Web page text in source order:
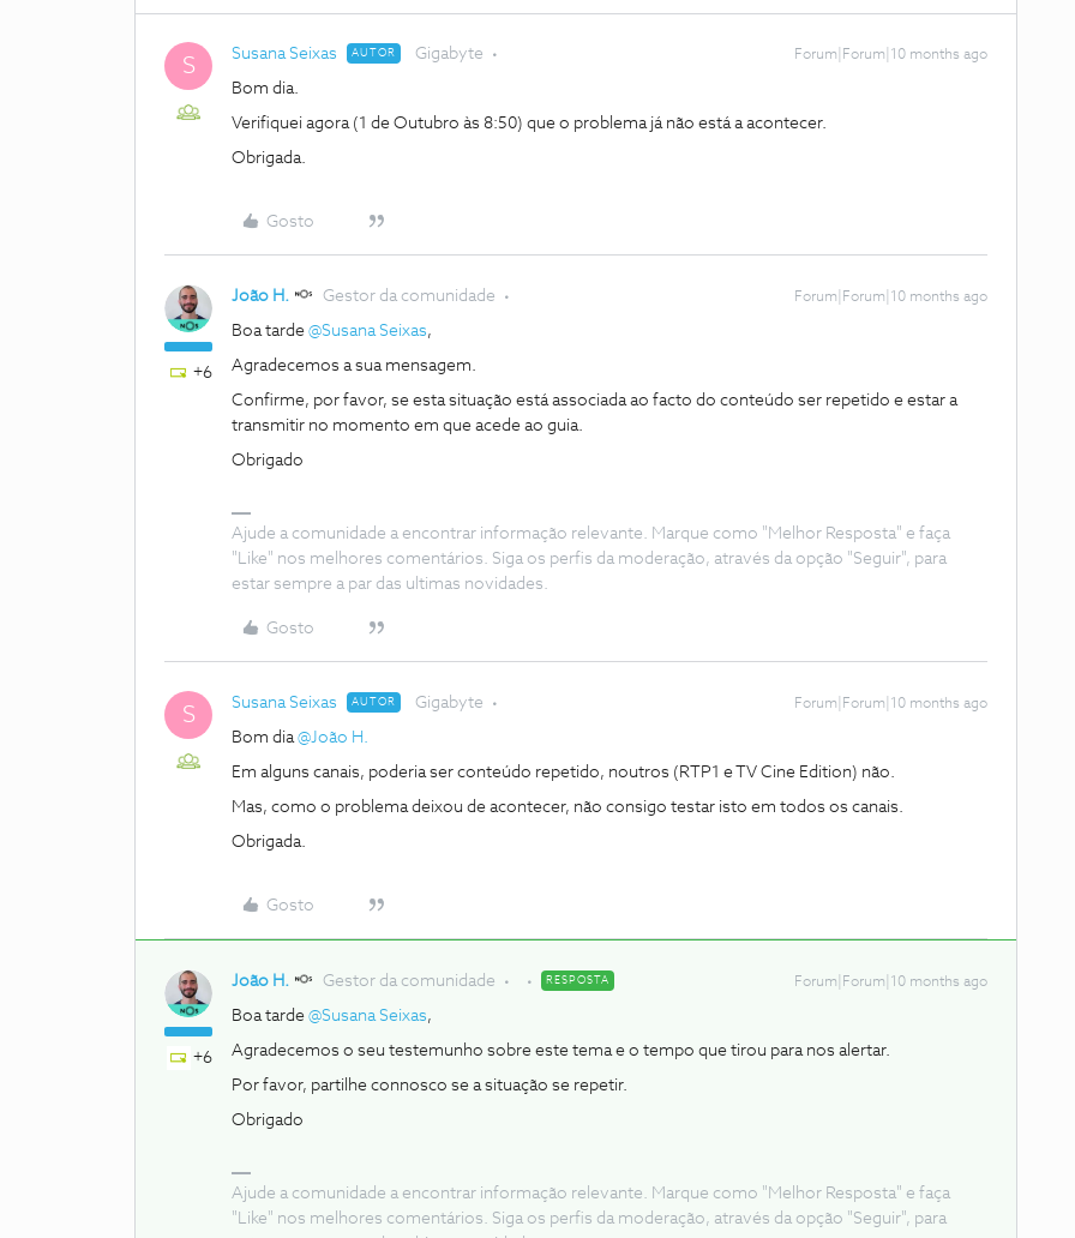
S Susana Seixas AUTOR Gigabyte Forum|Forum|10 months ago
Bom dia.
Verifiquei agora (1 de Outubro às 8:50) que o problema já não está a acontecer.
Obrigada.
Gosto
+6
João H. Gestor da comunidade Forum|Forum|10 months ago
Boa tarde ​ @Susana Seixas,
Agradecemos a sua mensagem.
Confirme, por favor, se esta situação está associada ao facto do conteúdo ser repetido e estar a
transmitir no momento em que acede ao guia.
Obrigado
Ajude a comunidade a encontrar informação relevante. Marque como "Melhor Resposta" e faça
"Like" nos melhores comentários. Siga os perfis da moderação, através da opção "Seguir", para
estar sempre a par das ultimas novidades.
Gosto
S Susana Seixas AUTOR Gigabyte Forum|Forum|10 months ago
Bom dia ​ @João H.
Em alguns canais, poderia ser conteúdo repetido, noutros (RTP1 e TV Cine Edition) não.
Mas, como o problema deixou de acontecer, não consigo testar isto em todos os canais.
Obrigada.
Gosto
+6
João H. Gestor da comunidade RESPOSTA Forum|Forum|10 months ago
Boa tarde ​ @Susana Seixas,
Agradecemos o seu testemunho sobre este tema e o tempo que tirou para nos alertar.
Por favor, partilhe connosco se a situação se repetir.
Obrigado
Ajude a comunidade a encontrar informação relevante. Marque como "Melhor Resposta" e faça
"Like" nos melhores comentários. Siga os perfis da moderação, através da opção "Seguir", para